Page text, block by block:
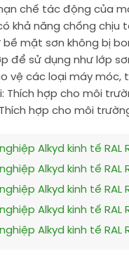
chế tác động của
khả năng chống chịu
mặt sơn không bị
để sử dụng như lớp
vệ các loại máy móc,
Thích hợp cho môi
hợp cho môi
Alkyd kinh tế RAL
Alkyd kinh tế RAL
Alkyd kinh tế RAL
Alkyd kinh tế RAL
Alkyd kinh tế RAL